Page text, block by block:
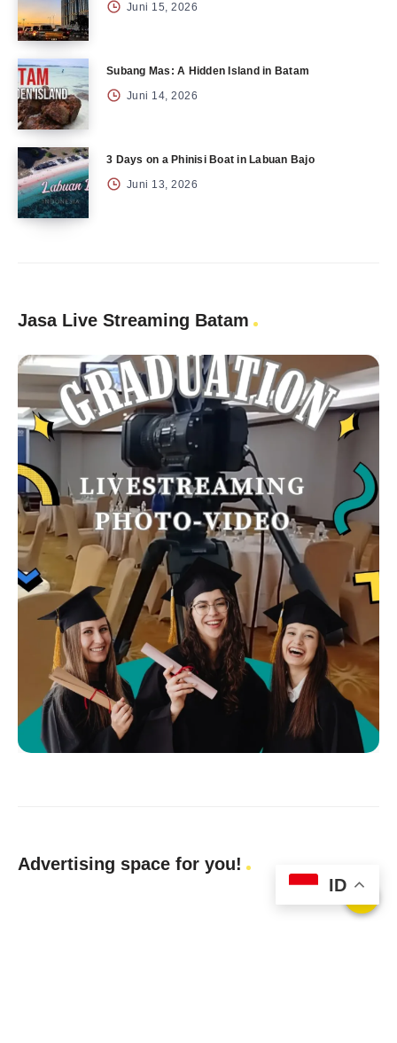
Juni 15, 2026
Subang Mas: A Hidden Island in Batam
Juni 14, 2026
3 Days on a Phinisi Boat in Labuan Bajo
Juni 13, 2026
Jasa Live Streaming Batam
Advertising space for you!
ID